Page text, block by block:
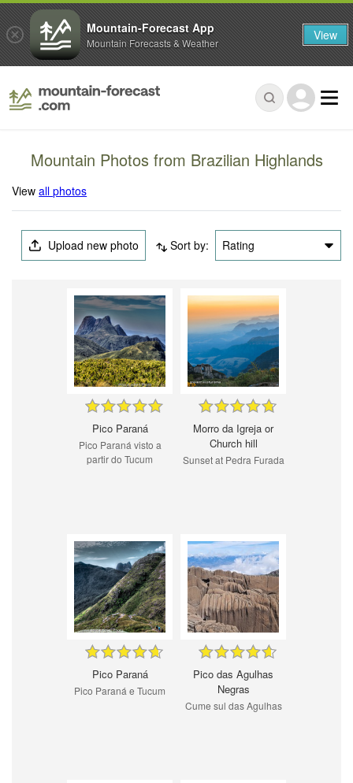
Mountain Photos from Brazilian Highlands
Viewall photos
Upload new photo Sort by: Rating
Pico Paraná
Pico Paraná visto a
partir do Tucum
Morro da Igreja or
Church hill
Sunset at Pedra Furada
Pico Paraná
Pico Paraná e Tucum
Pico das Agulhas
Negras
Cume sul das Agulhas
Mountain-Forecast App
Mountain Forecasts & Weather View